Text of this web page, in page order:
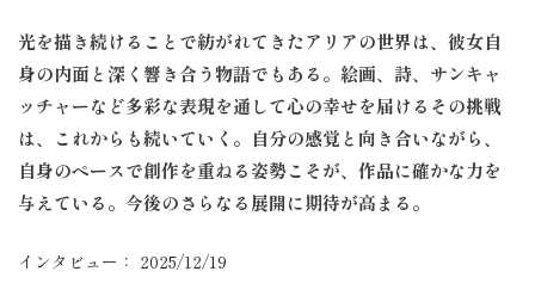
光を描き続けることで紡がれてきたアリアの世界は、彼女自
身の内面と深く響き合う物語でもある。 絵画、詩、サンキャ
ッチャーなど多彩な表現を通して心の幸せを届けるその挑戦
は、これからも続いていく。 自分の感覚と向き合いながら、
自身のペースで創作を重ねる姿勢こそが、作品に確かな力を
与えている。 今後のさらなる展開に期待が高まる。
インタビュー： 2025/12/19